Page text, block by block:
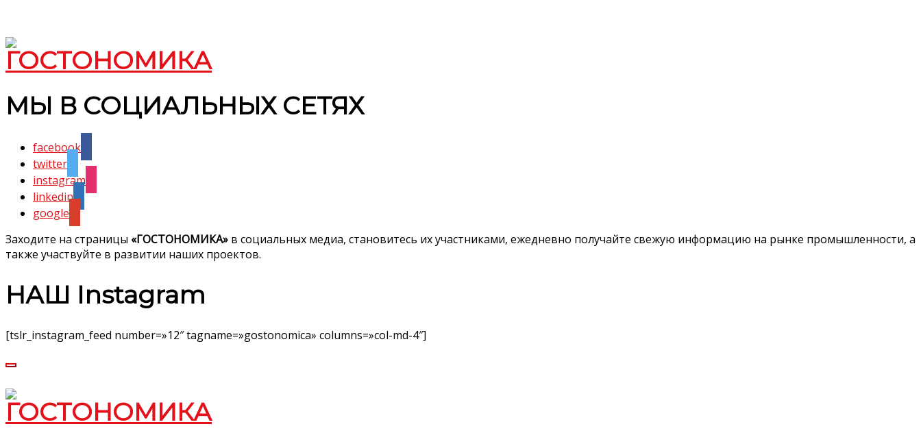
МЫ В СОЦИАЛЬНЫХ СЕТЯХ
facebook
twitter
instagram
linkedin
google
Заходите на страницы «ГОСТОНОМИКА» в социальных медиа, становитесь их участниками, ежедневно получайте свежую информацию на рынке промышленности, а
также участвуйте в развитии наших проектов.
НАШ Instagram
[tslr_instagram_feed number=»12″ tagname=»gostonomica» columns=»col-md-4″]